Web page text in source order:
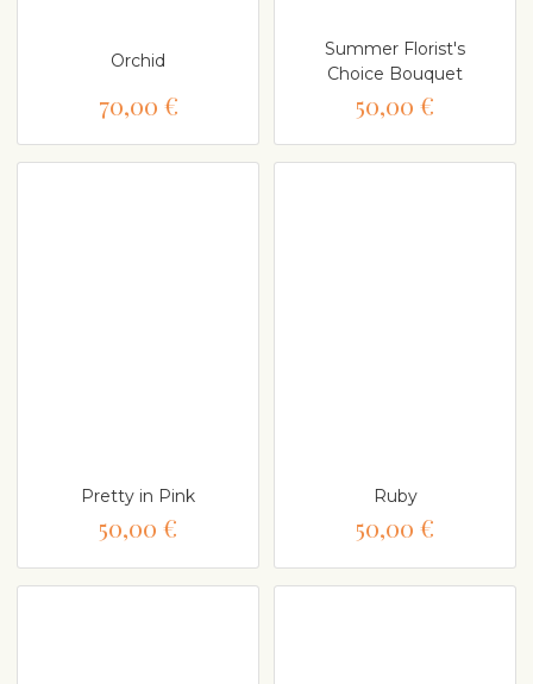
Orchid
70,00 €
Summer Florist's
Choice Bouquet
50,00 €
Pretty in Pink
50,00 €
Ruby
50,00 €